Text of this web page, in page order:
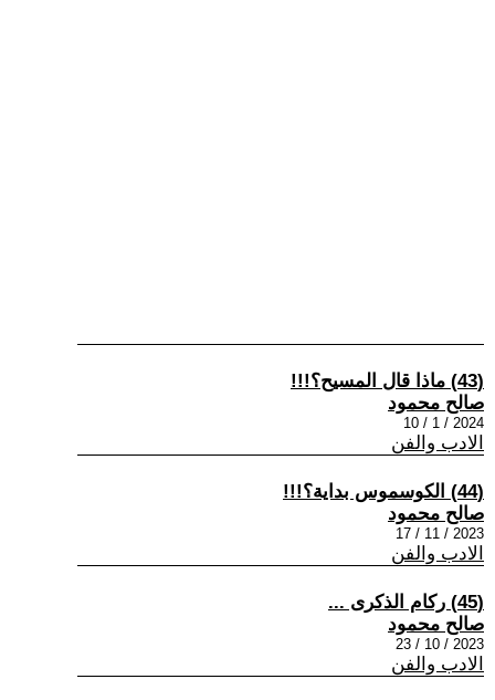
(43) ماذا قال المسيح؟!!!
صالح محمود
2024 / 1 / 10
الادب والفن
(44) الكوسموس بداية؟!!!
صالح محمود
2023 / 11 / 17
الادب والفن
(45) ركام الذكرى ...
صالح محمود
2023 / 10 / 23
الادب والفن